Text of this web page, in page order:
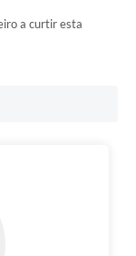
a curtir esta